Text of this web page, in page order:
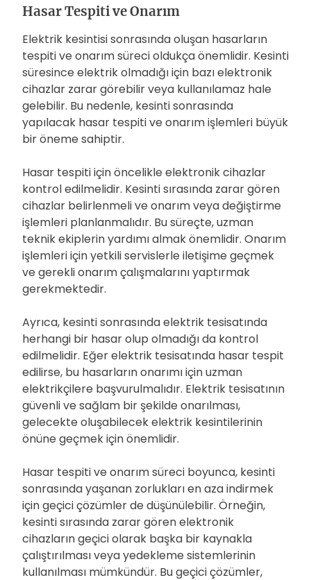
Hasar Tespiti ve Onarım
Elektrik kesintisi sonrasında oluşan hasarların
tespiti ve onarım süreci oldukça önemlidir. Kesinti
süresince elektrik olmadığı için bazı elektronik
cihazlar zarar görebilir veya kullanılamaz hale
gelebilir. Bu nedenle, kesinti sonrasında
yapılacak hasar tespiti ve onarım işlemleri büyük
bir öneme sahiptir.
Hasar tespiti için öncelikle elektronik cihazlar
kontrol edilmelidir. Kesinti sırasında zarar gören
cihazlar belirlenmeli ve onarım veya değiştirme
işlemleri planlanmalıdır. Bu süreçte, uzman
teknik ekiplerin yardımı almak önemlidir. Onarım
işlemleri için yetkili servislerle iletişime geçmek
ve gerekli onarım çalışmalarını yaptırmak
gerekmektedir.
Ayrıca, kesinti sonrasında elektrik tesisatında
herhangi bir hasar olup olmadığı da kontrol
edilmelidir. Eğer elektrik tesisatında hasar tespit
edilirse, bu hasarların onarımı için uzman
elektrikçilere başvurulmalıdır. Elektrik tesisatının
güvenli ve sağlam bir şekilde onarılması,
gelecekte oluşabilecek elektrik kesintilerinin
önüne geçmek için önemlidir.
Hasar tespiti ve onarım süreci boyunca, kesinti
sonrasında yaşanan zorlukları en aza indirmek
için geçici çözümler de düşünülebilir. Örneğin,
kesinti sırasında zarar gören elektronik
cihazların geçici olarak başka bir kaynakla
çalıştırılması veya yedekleme sistemlerinin
kullanılması mümkündür. Bu geçici çözümler,